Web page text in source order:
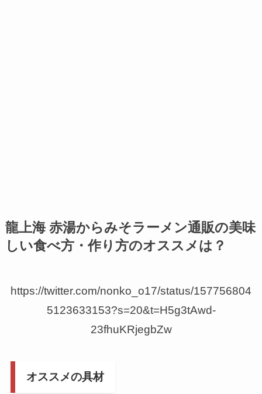
龍上海 赤湯からみそラーメン通販の美味
しい食べ方・作り方のオススメは？
https://twitter.com/nonko_o17/status/157756804
5123633153?s=20&t=H5g3tAwd-
23fhuKRjegbZw
オススメの具材